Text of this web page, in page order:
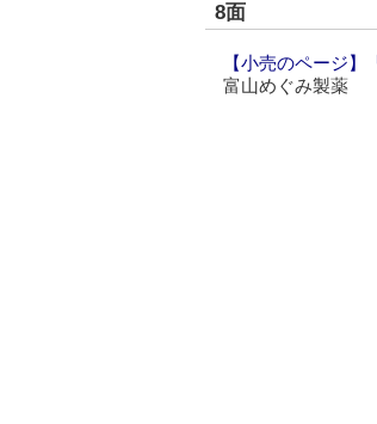
8面
【小売のページ
富山めぐみ製薬